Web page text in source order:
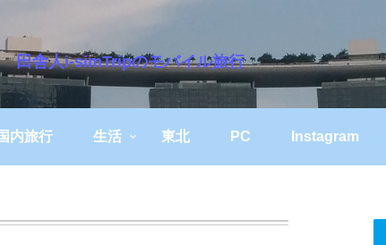
田舎人i-simTripのモバイル旅行
内旅行 生活 東北 PC Instagram